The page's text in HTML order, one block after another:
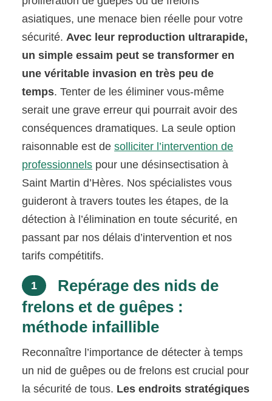
asiatiques, une menace bien réelle pour votre
sécurité. Avec leur reproduction ultrarapide,
un simple essaim peut se transformer en
une véritable invasion en très peu de
temps. Tenter de les éliminer vous-même
serait une grave erreur qui pourrait avoir des
conséquences dramatiques. La seule option
raisonnable est desolliciter l’intervention de
professionnels pour une désinsectisation à
Saint Martin d’Hères. Nos spécialistes vous
guideront à travers toutes les étapes, de la
détection à l’élimination en toute sécurité, en
passant par nos délais d’intervention et nos
tarifs compétitifs.
1
Repérage des nids de
frelons et de guêpes :
méthode infaillible
Reconnaître l’importance de détecter à temps
un nid de guêpes ou de frelons est crucial pour
la sécurité de tous. Les endroits stratégiques